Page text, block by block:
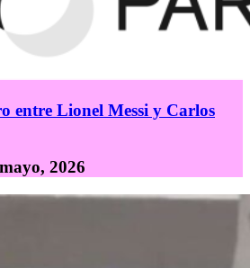
entre Lionel Messi y Carlos
2026